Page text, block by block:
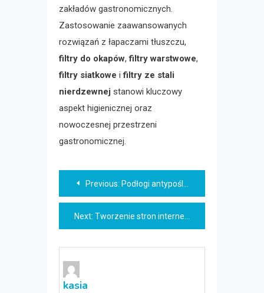
zakładów gastronomicznych.
Zastosowanie zaawansowanych
rozwiązań z łapaczami tłuszczu,
filtry do okapów,filtry warstwowe,
filtry siatkowe ifiltry ze stali
nierdzewnej stanowi kluczowy
aspekt higienicznej oraz
nowoczesnej przestrzeni
gastronomicznej.
Nawigacja
wpisu
Previous: Podłogi antypoślizgowe – ochrona, wygoda, wytrzymałość i całkowita nowoczesna ergonomia
Next: Tworzenie stron internetowych Radom — profesjonalne projekty www, które działają
kasia